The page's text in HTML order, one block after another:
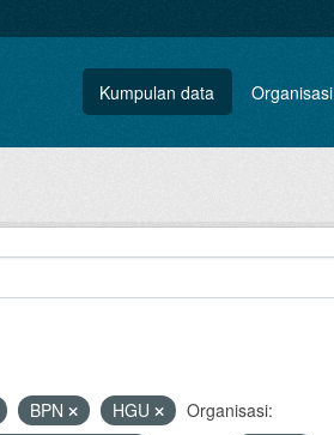
Kumpulan data Organisasi
BPN HGU
Organisasi: